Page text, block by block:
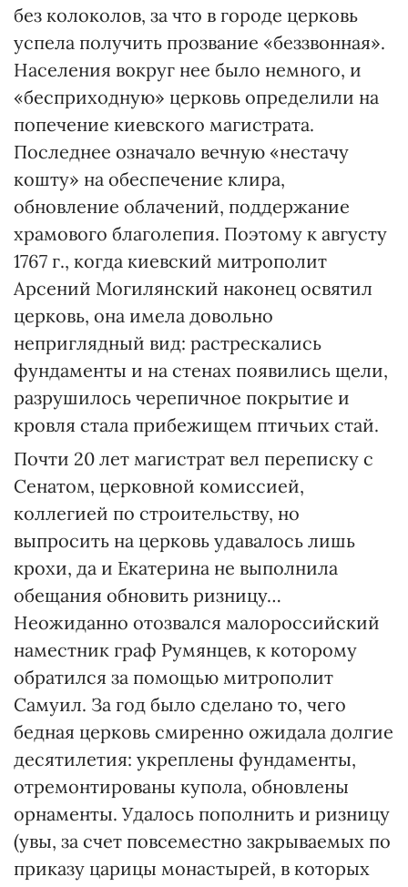
без колоколов, за что в городе церковь
успела получить прозвание «беззвонная».
Населения вокруг нее было немного, и
«бесприходную» церковь определили на
попечение киевского магистрата.
Последнее означало вечную «нестачу
кошту» на обеспечение клира,
обновление облачений, поддержание
храмового благолепия. Поэтому к августу
1767 г., когда киевский митрополит
Арсений Могилянский наконец освятил
церковь, она имела довольно
неприглядный вид: растрескались
фундаменты и на стенах появились щели,
разрушилось черепичное покрытие и
кровля стала прибежищем птичьих стай.
Почти 20 лет магистрат вел переписку с
Сенатом, церковной комиссией,
коллегией по строительству, но
выпросить на церковь удавалось лишь
крохи, да и Екатерина не выполнила
обещания обновить ризницу…
Неожиданно отозвался малороссийский
наместник граф Румянцев, к которому
обратился за помощью митрополит
Самуил. За год было сделано то, чего
бедная церковь смиренно ожидала долгие
десятилетия: укреплены фундаменты,
отремонтированы купола, обновлены
орнаменты. Удалось пополнить и ризницу
(увы, за счет повсеместно закрываемых по
приказу царицы монастырей, в которых